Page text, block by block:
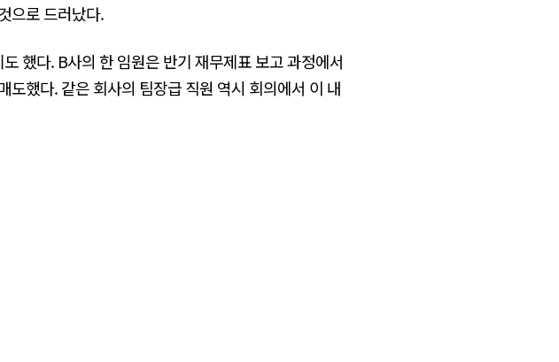
으로 드러났다.
했다. B사의 한 임원은 반기 재무제표 보고 과정에서
했다. 같은 회사의 팀장급 직원 역시 회의에서 이 내